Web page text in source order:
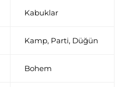
Kabuklar
Kamp, Parti, Düğün
Bohem